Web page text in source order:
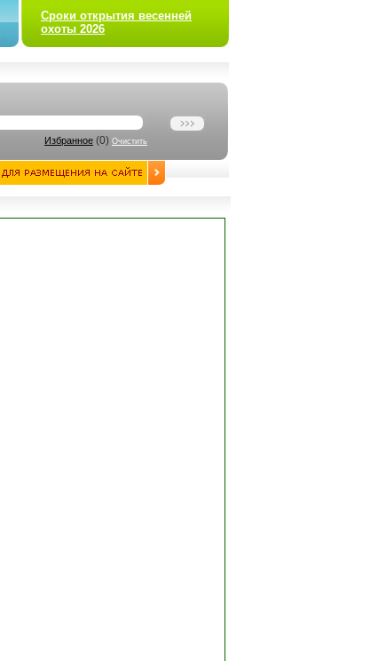
Сроки открытия весенней
охоты 2026
Избранное (0) Очистить